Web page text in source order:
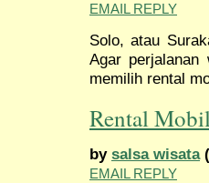
EMAIL REPLY
Solo, atau
Agar
memilih rental
Rental
by salsa wisata
EMAIL REPLY